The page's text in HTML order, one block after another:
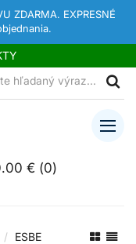
ZDARMA. EXPRESNÉ
€ (0)
ESBE